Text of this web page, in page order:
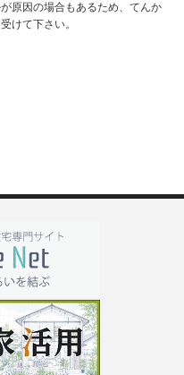
原因の場合もあるため、てんか
けて下さい。